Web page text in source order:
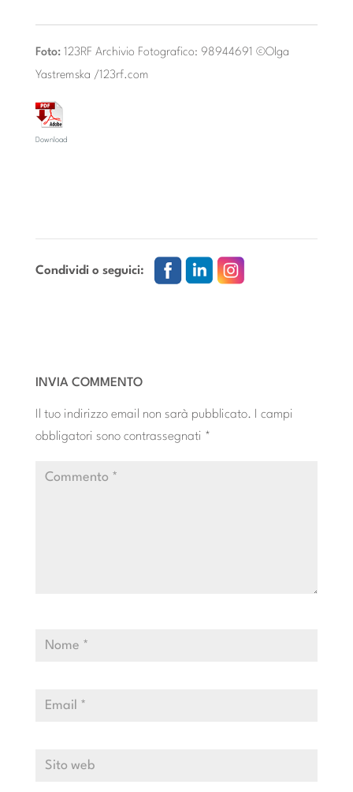
Foto:123RF Archivio Fotografico: 98944691 ©Olga
Yastremska /123rf.com
Download
Condividi o seguici:
INVIA COMMENTO
Il tuo indirizzo email non sarà pubblicato.
I campi
obbligatori sono contrassegnati *